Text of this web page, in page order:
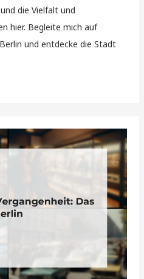
die Vielfalt und
hier. Begleite mich auf
und entdecke die Stadt